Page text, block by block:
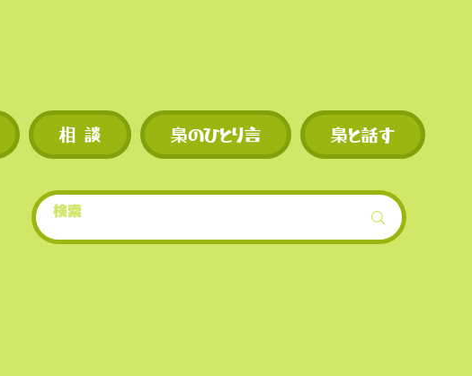
ラスの上
規模）。
インも早
世界的に
現物・先物ともに
的低めに設定され
相 談 梟のひとり言 梟と話す